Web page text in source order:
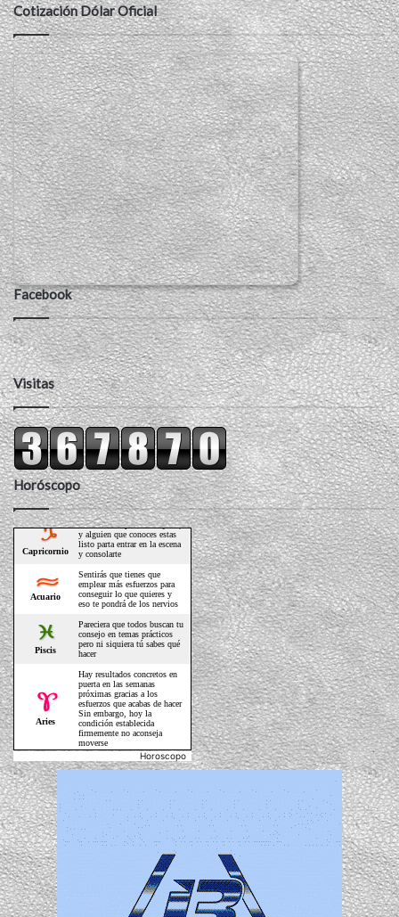
Cotización Dólar Oficial
Facebook
Visitas
Horóscopo
Horoscopo